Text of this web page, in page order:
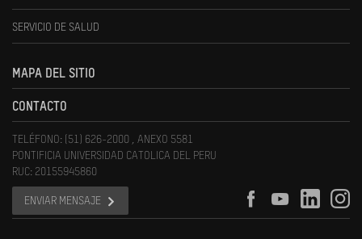
SERVICIO DE SALUD
MAPA DEL SITIO
CONTACTO
TELÉFONO: (51) 626-2000 , ANEXO 5581
PONTIFICIA UNIVERSIDAD CATOLICA DEL PERU
RUC: 20155945860
ENVIAR MENSAJE